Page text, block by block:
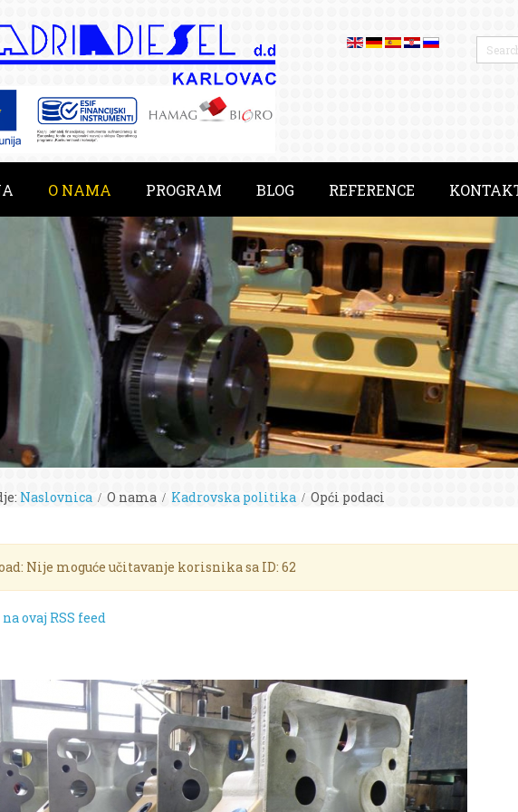
O NAMA PROGRAM BLOG REFERENCE
USLUGE
Naslovnica O nama Kadrovska politika Opći podaci
Nije moguće učitavanje korisnika sa ID: 62
ovaj RSS feed